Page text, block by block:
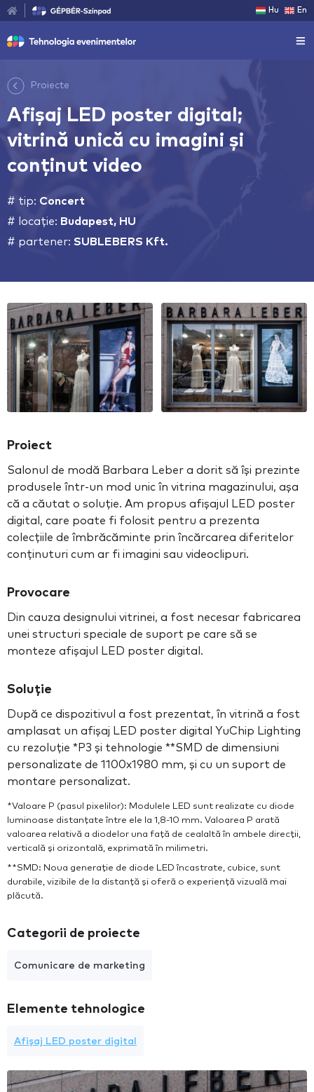
Hu En
Proiecte
Afișaj LED poster digital;
vitrină unică cu imagini și
conținut video
# tip: Concert
# locație: Budapest, HU
# partener: SUBLEBERS Kft.
Proiect
Salonul de modă Barbara Leber a dorit să își prezinte
produsele într-un mod unic în vitrina magazinului, așa
că a căutat o soluție. Am propus afișajul LED poster
digital, care poate fi folosit pentru a prezenta
colecțiile de îmbrăcăminte prin încărcarea diferitelor
conținuturi cum ar fi imagini sau videoclipuri.
Provocare
Din cauza designului vitrinei, a fost necesar fabricarea
unei structuri speciale de suport pe care să se
monteze afișajul LED poster digital.
Soluție
După ce dispozitivul a fost prezentat, în vitrină a fost
amplasat un afișaj LED poster digital YuChip Lighting
cu rezoluție *P3 și tehnologie **SMD de dimensiuni
personalizate de 1100x1980 mm, și cu un suport de
montare personalizat.
*Valoare P (pasul pixelilor): Modulele LED sunt realizate cu diode
luminoase distanțate între ele la 1,8-10 mm. Valoarea P arată
valoarea relativă a diodelor una față de cealaltă în ambele direcții,
verticală și orizontală, exprimată în milimetri.
**SMD: Noua generație de diode LED încastrate, cubice, sunt
durabile, vizibile de la distanță și oferă o experiență vizuală mai
plăcută.
Categorii de proiecte
Comunicare de marketing
Elemente tehnologice
Afișaj LED poster digital